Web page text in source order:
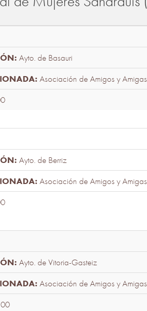
Ayto. de Basauri
Asociación de Amigos y
Ayto. de Berriz
Asociación de Amigos y
Ayto. de Vitoria-Gasteiz
Asociación de Amigos y